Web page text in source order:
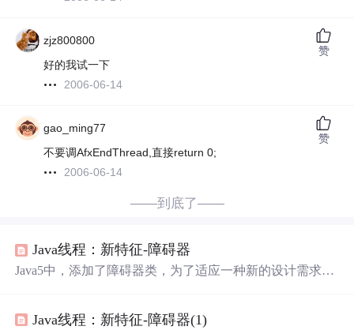
zjz800800
好的我试一下
2006-06-14
赞
gao_ming77
不要调AfxEndThread,直接return 0;
2006-06-14
赞
——到底了——
Java线程：新特征-障碍器
Java5中，添加了障碍器类，为了适应一种新的设计需求，
时候，就可以选择障碍器了。 障碍器是多线程并发控制的
Java线程：新特征-障碍器(1)